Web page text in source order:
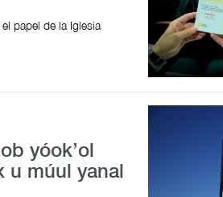
papel de la Iglesia
yóok’ol
u múul yanal